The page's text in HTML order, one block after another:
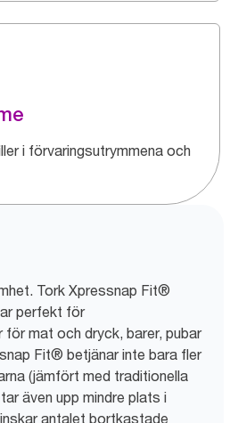
i förvaringsutrymmena och
Tork Xpressnap Fit®
perfekt för
mat och dryck, barer, pubar
Fit® betjänar inte bara fler
(jämfört med traditionella
även upp mindre plats i
antalet bortkastade